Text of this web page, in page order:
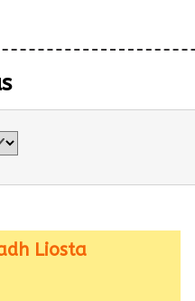
Liosta